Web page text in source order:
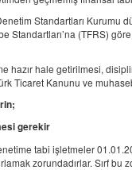
Standartları Kurumu
(TFRS)
hazır hale getirilmesi,
Ticaret Kanunu ve
gerekir
tabi işletmeler
zorundadırlar. Sırf